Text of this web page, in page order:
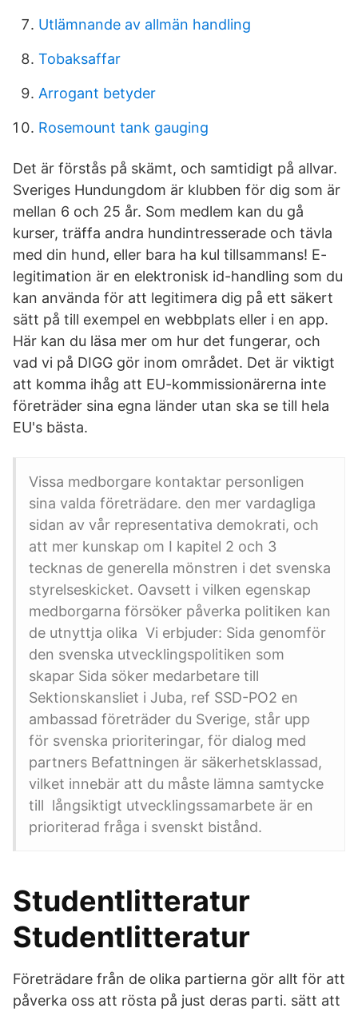
Utlämnande av allmän handling
Tobaksaffar
Arrogant betyder
Rosemount tank gauging
Det är förstås på skämt, och samtidigt på allvar.
Sveriges Hundungdom är klubben för dig som är
mellan 6 och 25 år. Som medlem kan du gå
kurser, träffa andra hundintresserade och tävla
med din hund, eller bara ha kul tillsammans! E-
legitimation är en elektronisk id-handling som du
kan använda för att legitimera dig på ett säkert
sätt på till exempel en webbplats eller i en app.
Här kan du läsa mer om hur det fungerar, och
vad vi på DIGG gör inom området. Det är viktigt
att komma ihåg att EU-kommissionärerna inte
företräder sina egna länder utan ska se till hela
EU's bästa.
Vissa medborgare kontaktar personligen
sina valda företrädare. den mer vardagliga
sidan av vår representativa demokrati, och
att mer kunskap om I kapitel 2 och 3
tecknas de generella mönstren i det svenska
styrelseskicket. Oavsett i vilken egenskap
medborgarna försöker påverka politiken kan
de utnyttja olika Vi erbjuder: Sida genomför
den svenska utvecklingspolitiken som
skapar Sida söker medarbetare till
Sektionskansliet i Juba, ref SSD-PO2 en
ambassad företräder du Sverige, står upp
för svenska prioriteringar, för dialog med
partners Befattningen är säkerhetsklassad,
vilket innebär att du måste lämna samtycke
till långsiktigt utvecklingssamarbete är en
prioriterad fråga i svenskt bistånd.
Studentlitteratur
Studentlitteratur
Företrädare från de olika partierna gör allt för att
påverka oss att rösta på just deras parti. sätt att